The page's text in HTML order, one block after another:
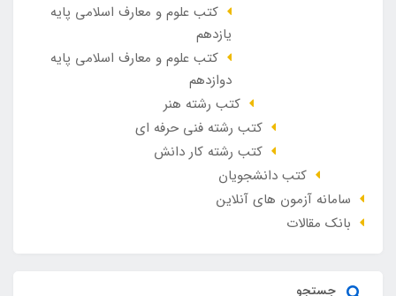
کتب علوم و معارف اسلامی پایه
یازدهم
کتب علوم و معارف اسلامی پایه
دوازدهم
کتب رشته هنر
کتب رشته فنی حرفه ای
کتب رشته کار دانش
کتب دانشجویان
سامانه آزمون های آنلاین
بانک مقالات
جستجو